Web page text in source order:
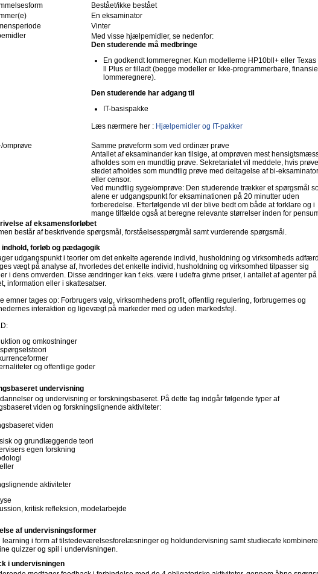
Bestået/ikke bestået
En eksaminator
Vinter
Med visse hjælpemidler, se nedenfor:
Den studerende må medbringe
En godkendt lommeregner. Kun modellerne HP10bll+ eller Texas
ll Plus er tilladt (begge modeller er Ikke-programmerbare,
lommeregnere).
Den studerende har adgang til
IT-basispakke
Læs nærmere her : Hjælpemidler og IT-pakker
omprøve
Samme prøveform som ved ordinær prøve
Antallet af eksaminander kan tilsige, at omprøven mest
afholdes som en mundtlig prøve. Sekretariatet vil meddele, hvis
stedet afholdes som mundtlig prøve med deltagelse af bi-eksaminator
eller censor.
Ved mundtlig syge/omprøve: Den studerende trækker et spørgsmål
alene er udgangspunkt for eksaminationen på 20 minutter uden
forberedelse. Efterfølgende vil der blive bedt om både at forklare og i
mange tilfælde også at beregne relevante størrelser inden for
af eksamensforløbet
består af beskrivende spørgsmål, forståelsesspørgmål samt vurderende spørgsmål.
indhold, forløb og pædagogik
udgangspunkt i teorier om det enkelte agerende individ, husholdning og virksomheds
vægt på analyse af, hvorledes det enkelte individ, husholdning og virksomhed tilpasser sig
i dens omverden. Disse ændringer kan f.eks. være i udefra givne priser, i antallet af agenter på
information eller i skattesatser.
emner tages op: Forbrugers valg, virksomhedens profit, offentlig regulering, forbrugernes og
interaktion og ligevægt på markeder med og uden markedsfejl.
og omkostninger
og offentlige goder
undervisning
og undervisning er forskningsbaseret. På dette fag indgår følgende typer af
viden og forskningslignende aktiviteter:
viden
og grundlæggende teori
egen forskning
aktiviteter
kritisk refleksion, modelarbejde
af undervisningsformer
learning i form af tilstedeværelsesforelæsninger og holdundervisning samt studiecafe
quizzer og spil i undervisningen.
i undervisningen